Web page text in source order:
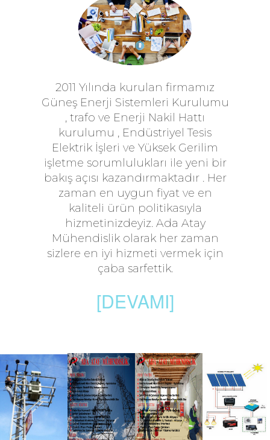
2011 Yılında kurulan firmamız
Güneş Enerji Sistemleri Kurulumu
, trafo ve Enerji Nakil Hattı
kurulumu , Endüstriyel Tesis
Elektrik İşleri ve Yüksek Gerilim
işletme sorumlulukları ile yeni bir
bakış açısı kazandırmaktadır . Her
zaman en uygun fiyat ve en
kaliteli ürün politikasıyla
hizmetinizdeyiz. Ada Atay
Mühendislik olarak her zaman
sizlere en iyi hizmeti vermek için
çaba sarfettik.
[DEVAMI]